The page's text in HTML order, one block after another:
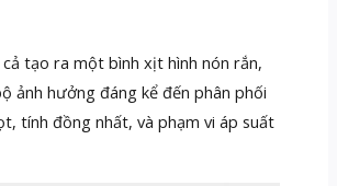
tạo ra một bình xịt hình nón rắn,
ảnh hưởng đáng kể đến phân phối
tính đồng nhất, và phạm vi áp suất